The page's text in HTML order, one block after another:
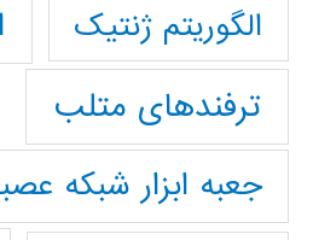
الگوریتم ژنتیک
ترفندهای متلب
جعبه ابزار شبکه